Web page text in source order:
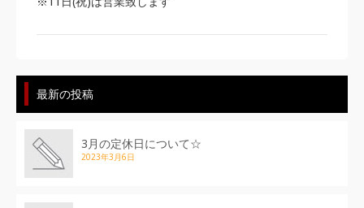
最新の投稿
3月の定休日について☆
2023年3月6日